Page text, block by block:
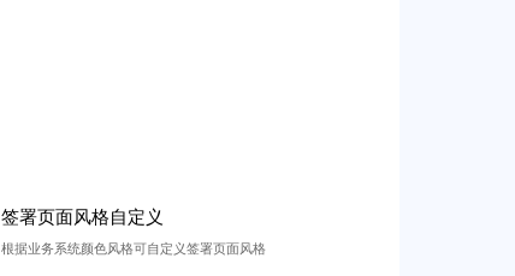
签署页面风格自定义
根据业务系统颜色风格可自定义签署页面风格